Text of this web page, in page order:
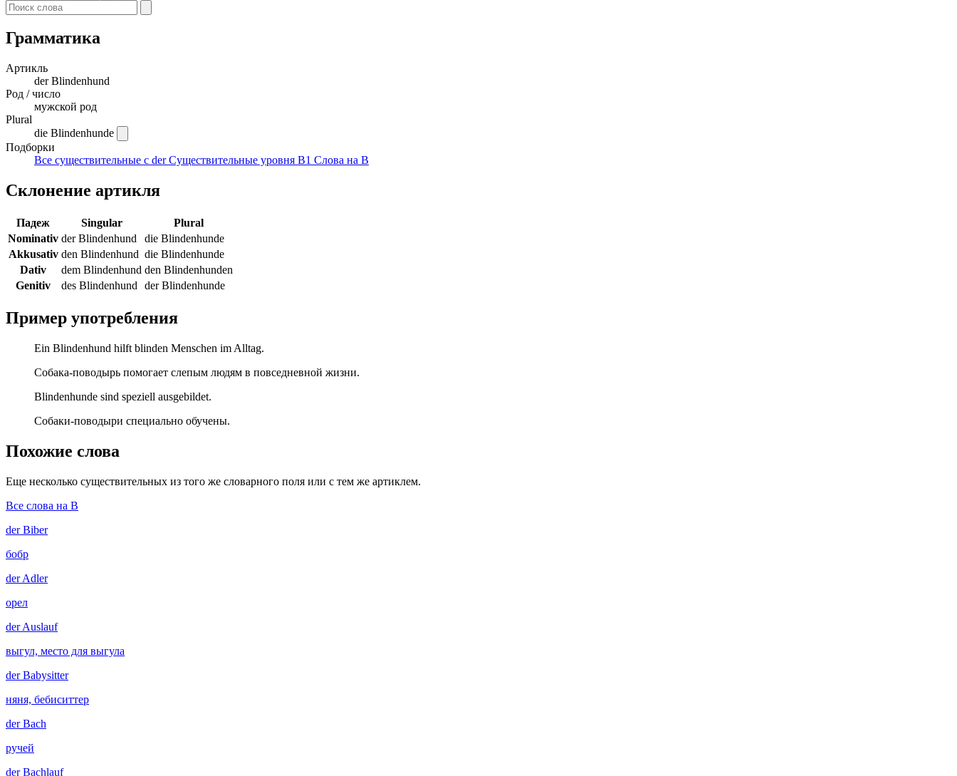
Грамматика
Артикль
derBlindenhund
Род / число
мужской род
Plural
die Blindenhunde
Подборки
Все существительные с derСуществительные уровня B1 Слова на B
Склонение артикля
Падеж Singular
Plural
Nominativ der Blindenhund
die Blindenhunde
Akkusativ den Blindenhund die Blindenhunde
Dativ
dem Blindenhund den Blindenhunden
Genitiv
des Blindenhund der Blindenhunde
Пример употребления
Ein Blindenhund hilft blinden Menschen im Alltag.
Собака-поводырь помогает слепым людям в повседневной жизни.
Blindenhunde sind speziell ausgebildet.
Собаки-поводыри специально обучены.
Похожие слова
Еще несколько существительных из того же словарного поля или с тем же артиклем.
Все слова на B
derBiber
бобр
derAdler
орел
derAuslauf
выгул, место для выгула
derBabysitter
няня, бебиситтер
derBach
ручей
derBachlauf